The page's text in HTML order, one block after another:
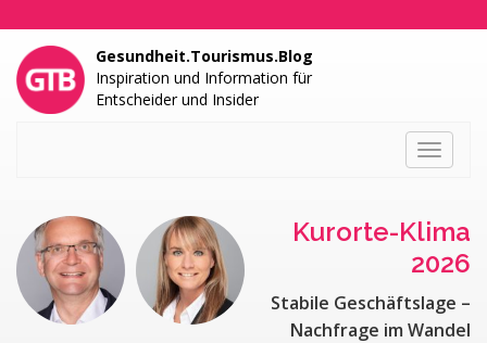
Gesundheit.Tourismus.Blog
Inspiration und Information für
Entscheider und Insider
Toggle
Kurorte-Klima
2026
Stabile Geschäftslage –
Nachfrage im Wandel